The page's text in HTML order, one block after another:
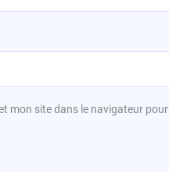
mon site dans le navigateur